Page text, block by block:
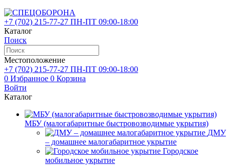
+7 (702) 215-77-27 ПН-ПТ 09:00-18:00
Каталог
Поиск
Местоположение
+7 (702) 215-77-27 ПН-ПТ 09:00-18:00
0 Избранное 0 Корзина
Войти
Каталог
МБУ (малогабаритные быстровозводимые укрытия)
ДМУ
– домашнее малогабаритное укрытие
Городское
мобильное укрытие